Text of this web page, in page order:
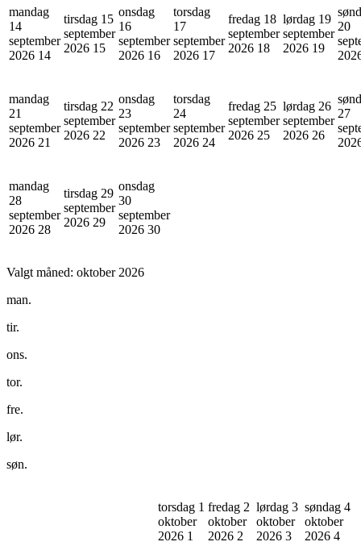
mandag
14
september
2026 14
tirsdag 15
september
2026 15
onsdag
16
september
2026 16
torsdag
17
september
2026 17
fredag 18
september
2026 18
lørdag 19
september
2026 19
20
mandag
21
september
2026 21
tirsdag 22
september
2026 22
onsdag
23
september
2026 23
torsdag
24
september
2026 24
fredag 25
september
2026 25
lørdag 26
september
2026 26
27
mandag
28
september
2026 28
tirsdag 29
september
2026 29
onsdag
30
september
2026 30
Valgt måned: oktober 2026
man.
tir.
ons.
tor.
fre.
lør.
søn.
torsdag 1
oktober
2026 1
fredag 2
oktober
2026 2
lørdag 3
oktober
2026 3
søndag 4
oktober
2026 4